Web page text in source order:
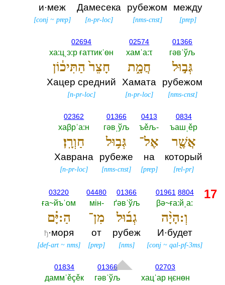
между
[prep]
рубежом
[nms-cnst]
Дамесека
[n-pr-loc]
и·меж
[conj ~prep]
01366
гәвˈўљ
גְּב֣וּל
рубежом
[nms-cnst]
02574
хамˈа:τ
חֲמָ֑ת
Хамата
[n-pr-loc]
02694
ха:цˌэ:р ғаттикˈөн
חָצֵר֙ הַתִּיכ֔וֹן
Хацер средний
[n-pr-loc]
0834
ъашˌěр
אֲשֶׁ֖ר
который
[rel-pr]
0413
ъěљ-‎
אֶל־
на
[prep]
01366
гәвˌўљ
גְּב֥וּל
рубеже
[nms-cnst]
02362
хаβрˈа:н
חַוְרָֽן׃
Хаврана
[n-pr-loc]
01961 8804
βә~ға:йˌа:‎
וְ:הָיָ֨ה
И·будет
[conj ~qal-pf-3ms]
01366
ґәвˈўљ
גְב֜וּל
рубеж
[nms]
04480
мiн-‎
מִן־
от
[prep]
03220
ға~йъˈом
הַ:יָּ֗ם
ђ·моря
[def-art ~nms]
02703
хацˈар ңєнөн
01366
гәвˈўљ
01834
даммˈěçěк
17